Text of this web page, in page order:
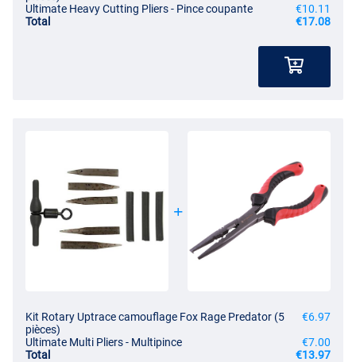
Ultimate Heavy Cutting Pliers - Pince coupante
€10.11
Total
€17.08
Kit Rotary Uptrace camouflage Fox Rage Predator (5
pièces)
€6.97
Ultimate Multi Pliers - Multipince
€7.00
Total
€13.97